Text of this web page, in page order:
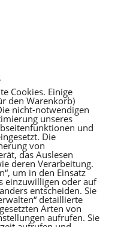
Cookies. Einige
den Warenkorb)
nicht-notwendigen
unseres
und
Die
von
das Auslesen
deren Verarbeitung.
um in den Einsatz
einzuwilligen oder auf
entscheiden. Sie
detaillierte
Arten von
aufrufen. Sie